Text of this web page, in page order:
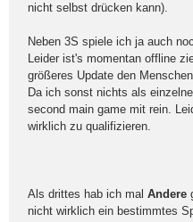
nicht selbst drücken kann).
Neben 3S spiele ich ja auch
Leider ist's momentan offline
größeres Update den
Da ich sonst nichts als
second main game mit rein.
wirklich zu qualifizieren.
Als drittes hab ich mal Andere
nicht wirklich ein bestimmtes